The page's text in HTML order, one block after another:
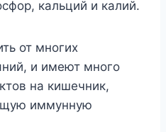
кальций и калий.
от многих
и имеют много
на кишечник,
иммунную